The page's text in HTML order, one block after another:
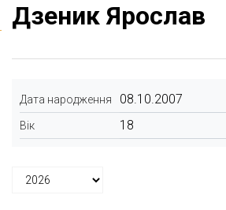
Дзеник Ярослав
Дата народження 08.10.2007
Вік 18